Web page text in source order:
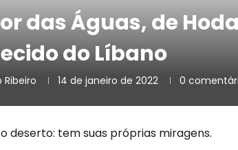
das Águas, de
do Líbano
Ribeiro 14 de janeiro de 2022 0
deserto: tem suas próprias miragens.